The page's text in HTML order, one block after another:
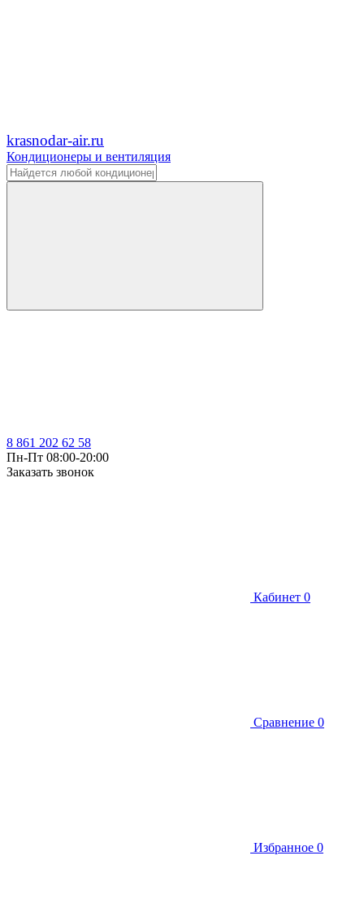
krasnodar-air.ru
Кондиционеры и вентиляция
8 861 202 62 58
Пн-Пт 08:00-20:00
Заказать звонок
Кабинет 0
Сравнение 0
Избранное 0